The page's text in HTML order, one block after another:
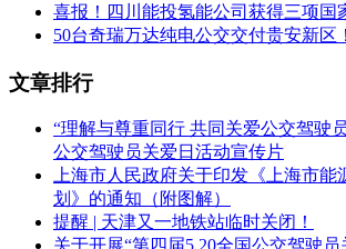
喜报！四川能投氢能公司获得三项国
50台奇瑞万达纯电公交交付贵安新区！
文章排行
“理解与尊重同行 共同关爱公交驾驶
公交驾驶员关爱日活动宣传片
上海市人民政府关于印发《上海市能
划》的通知（附图解）
提醒 | 天津又一地铁站临时关闭！